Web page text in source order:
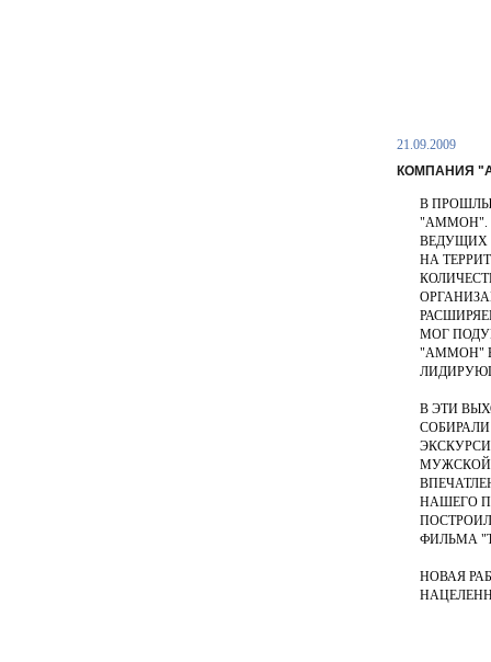
21.09.2009
КОМПАНИЯ
В
"АММОН".
ВЕДУЩИХ
НА
МОГ
"АММОН"
В ЭТИ
МУЖСКОЙ
НАШЕГО
ФИЛЬМА
НОВАЯ